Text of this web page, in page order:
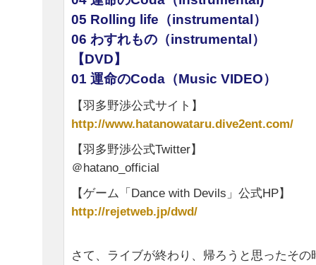
05 Rolling life（instrumental）
06 わすれもの（instrumental）
【DVD】
01 運命のCoda（Music VIDEO）
【羽多野渉公式サイト】
http://www.hatanowataru.dive2ent.com/
【羽多野渉公式Twitter】
＠hatano_official
【ゲーム「Dance with Devils」公式HP】
http://rejetweb.jp/dwd/
さて、ライブが終わり、帰ろうと思ったそ